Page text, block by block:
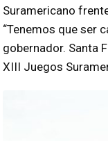
Suramericano
“Tenemos que ser
gobernador. Santa
XIII Juegos